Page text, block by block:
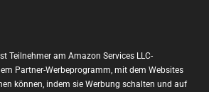
Teilnehmer am Amazon Services LLC-
Partner-Werbeprogramm, mit dem Websites
können, indem sie Werbung schalten und auf